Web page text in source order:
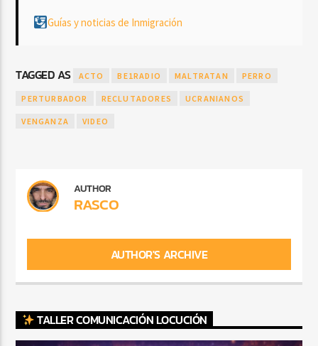
Guías y noticias de Inmigración
TAGGED AS ACTO BE1RADIO MALTRATAN PERRO
PERTURBADOR RECLUTADORES UCRANIANOS
VENGANZA VIDEO
AUTHOR
RASCO
AUTHOR'S ARCHIVE
TALLER COMUNICACIÓN LOCUCIÓN